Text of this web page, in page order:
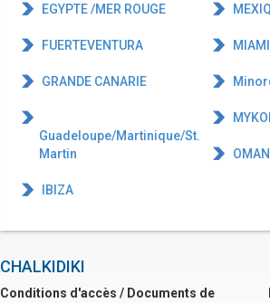
EGYPTE /MER ROUGE
FUERTEVENTURA
GRANDE CANARIE
Guadeloupe/Martinique/St.
Martin
IBIZA
CHALKIDIKI
Conditions d'accès / Documents de